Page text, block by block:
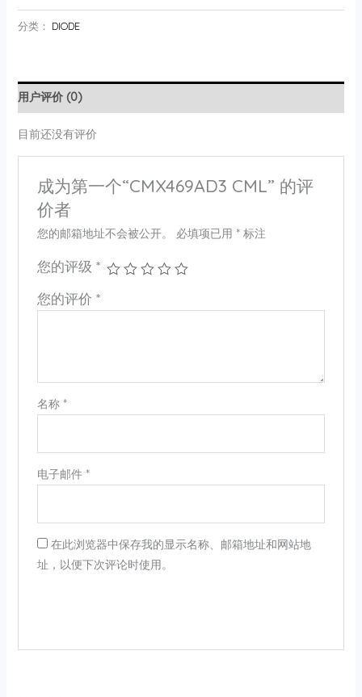
分类： DIODE
用户评价 (0)
目前还没有评价
成为第一个“CMX469AD3 CML” 的评
价者
您的邮箱地址不会被公开。 必填项已用 *标注
您的评级 *
您的评价 *
名称 *
电子邮件 *
在此浏览器中保存我的显示名称、邮箱地址和网站地
址，以便下次评论时使用。